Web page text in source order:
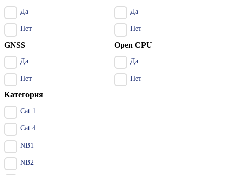
Да
Нет
Да
Нет
GNSS
Да
Нет
Open CPU
Да
Нет
Категория
Cat.1
Cat.4
NB1
NB2